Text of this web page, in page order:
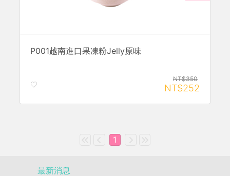
P001越南進口果凍粉Jelly原味
NT$350
NT$252
1
最新消息